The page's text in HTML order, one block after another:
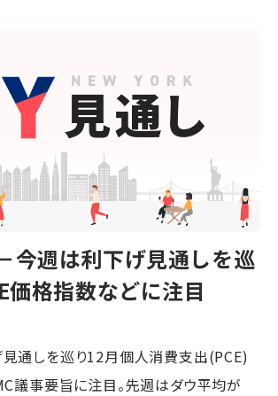
今週は利下げ見通しを巡
価格指数などに注目
通しを巡り12月個人消費支出(PCE)
議事要旨に注目。先週はダウ平均が